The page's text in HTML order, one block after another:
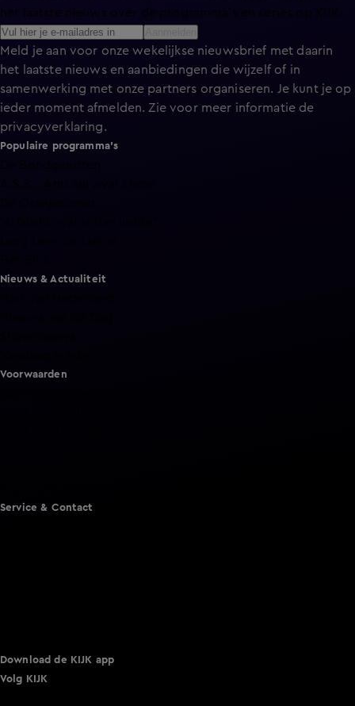
Meld je aan voor onze wekelijkse nieuwsbrief met daarin
het laatste nieuws en aanbiedingen die wijzelf of in
samenwerking met onze partners organiseren. Je kunt je op
ieder moment afmelden. Zie voor meer informatie de
privacyverklaring.
Populaire programma's
Nieuws & Actualiteit
Voorwaarden
Service & Contact
Download de KIJK app
Volg KIJK